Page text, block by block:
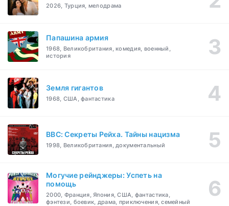
2026, Турция, мелодрама
Папашина армия
1968, Великобритания, комедия, военный,
история
Земля гигантов
1968, США, фантастика
BBC: Секреты Рейха. Тайны нацизма
1998, Великобритания, документальный
Могучие рейнджеры: Успеть на
помощь
2000, Франция, Япония, США, фантастика,
фэнтези, боевик, драма, приключения, семейный